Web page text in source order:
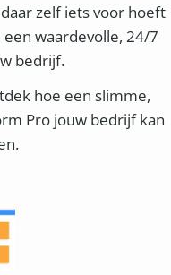
zelf iets voor hoeft
waardevolle, 24/7
bedrijf.
hoe een slimme,
Pro jouw bedrijf kan